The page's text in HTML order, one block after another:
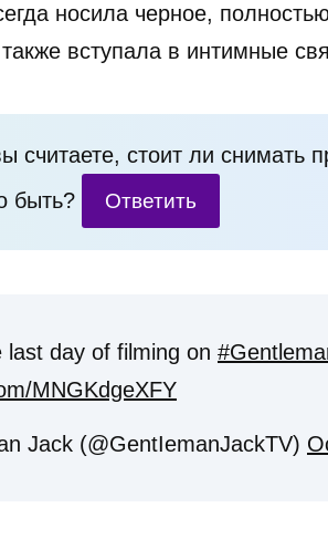
носила черное,
вступала в интимные
считаете, стоит ли снимать
быть?
Ответить
last day of filming on
MNGKdgeXFY
Jack (@GentIemanJackTV)